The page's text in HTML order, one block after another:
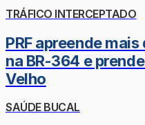
TRÁFICO INTERCEPTADO
PRF apreende
na BR-364 e
Velho
SAÚDE BUCAL